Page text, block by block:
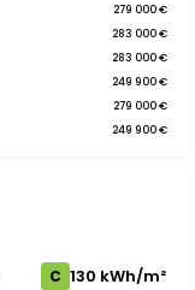
279 000 €
283 000 €
283 000 €
249 900 €
279 000 €
249 900 €
C 130 kWh/m²